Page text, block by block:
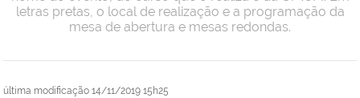
última modificação 14/11/2019 15h25
letras pretas, o local de realização e a programação da
mesa de abertura e mesas redondas.